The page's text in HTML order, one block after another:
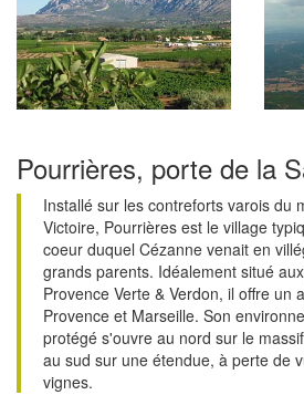
Pourrières, porte de la
Installé sur les contreforts varois du
Victoire, Pourrières est le village
coeur duquel Cézanne venait en
grands parents. Idéalement situé
Provence Verte & Verdon, il offre un
Provence et Marseille. Son
protégé s'ouvre au nord sur le
au sud sur une étendue, à perte de
vignes.